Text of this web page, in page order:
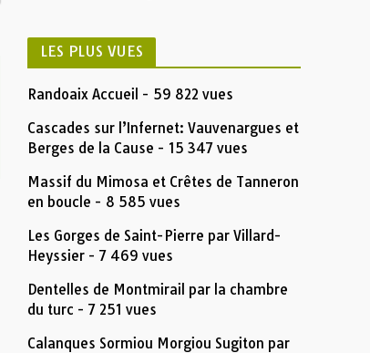
LES PLUS VUES
Randoaix Accueil - 59 822 vues
Cascades sur l’Infernet: Vauvenargues et
Berges de la Cause - 15 347 vues
Massif du Mimosa et Crêtes de Tanneron
en boucle - 8 585 vues
Les Gorges de Saint-Pierre par Villard-
Heyssier - 7 469 vues
Dentelles de Montmirail par la chambre
du turc - 7 251 vues
Calanques Sormiou Morgiou Sugiton par